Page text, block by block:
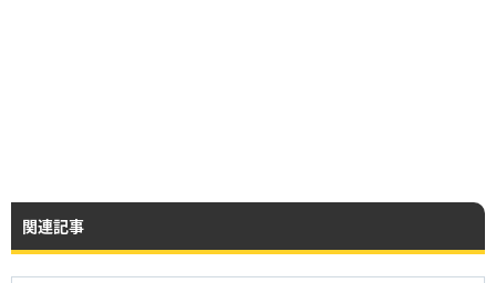
関連記事